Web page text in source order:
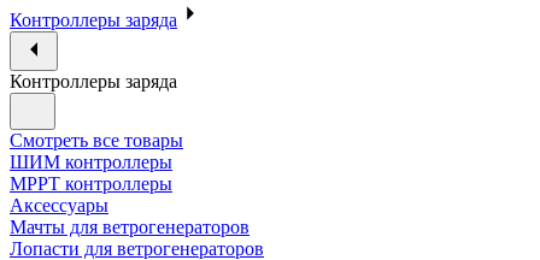
Контроллеры заряда
Контроллеры заряда
Смотреть все товары
ШИМ контроллеры
МРРТ контроллеры
Аксессуары
Мачты для ветрогенераторов
Лопасти для ветрогенераторов